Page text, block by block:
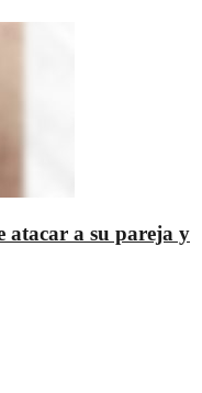
atacar a su pareja y